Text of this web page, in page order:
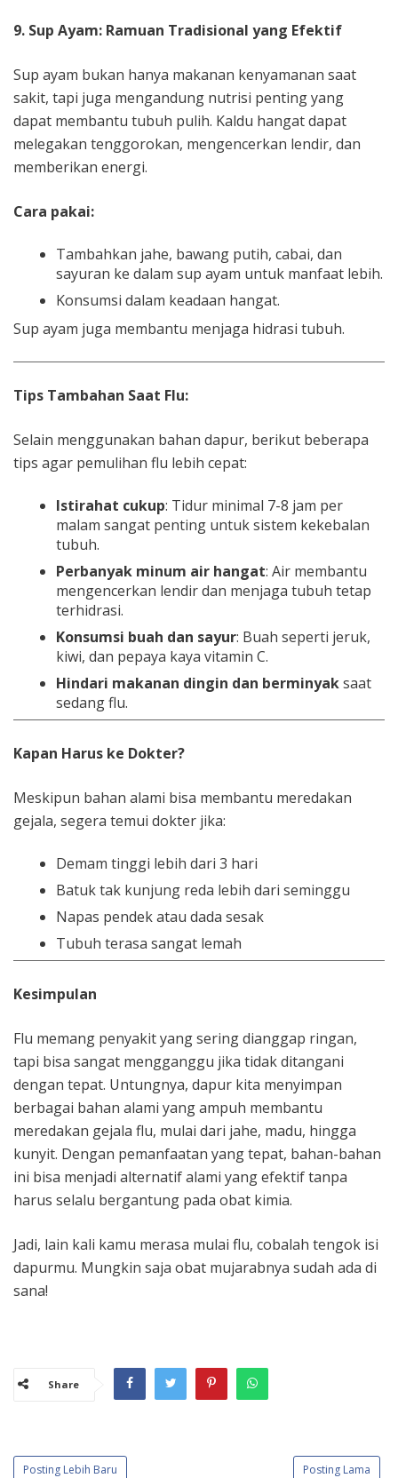
9. Sup Ayam: Ramuan Tradisional yang Efektif
Sup ayam bukan hanya makanan kenyamanan saat
sakit, tapi juga mengandung nutrisi penting yang
dapat membantu tubuh pulih. Kaldu hangat dapat
melegakan tenggorokan, mengencerkan lendir, dan
memberikan energi.
Cara pakai:
Tambahkan jahe, bawang putih, cabai, dan
sayuran ke dalam sup ayam untuk manfaat lebih.
Konsumsi dalam keadaan hangat.
Sup ayam juga membantu menjaga hidrasi tubuh.
Tips Tambahan Saat Flu:
Selain menggunakan bahan dapur, berikut beberapa
tips agar pemulihan flu lebih cepat:
Istirahat cukup: Tidur minimal 7-8 jam per
malam sangat penting untuk sistem kekebalan
tubuh.
Perbanyak minum air hangat: Air membantu
mengencerkan lendir dan menjaga tubuh tetap
terhidrasi.
Konsumsi buah dan sayur: Buah seperti jeruk,
kiwi, dan pepaya kaya vitamin C.
Hindari makanan dingin dan berminyaksaat
sedang flu.
Kapan Harus ke Dokter?
Meskipun bahan alami bisa membantu meredakan
gejala, segera temui dokter jika:
Demam tinggi lebih dari 3 hari
Batuk tak kunjung reda lebih dari seminggu
Napas pendek atau dada sesak
Tubuh terasa sangat lemah
Kesimpulan
Flu memang penyakit yang sering dianggap ringan,
tapi bisa sangat mengganggu jika tidak ditangani
dengan tepat. Untungnya, dapur kita menyimpan
berbagai bahan alami yang ampuh membantu
meredakan gejala flu, mulai dari jahe, madu, hingga
kunyit. Dengan pemanfaatan yang tepat, bahan-bahan
ini bisa menjadi alternatif alami yang efektif tanpa
harus selalu bergantung pada obat kimia.
Jadi, lain kali kamu merasa mulai flu, cobalah tengok isi
dapurmu. Mungkin saja obat mujarabnya sudah ada di
sana!
Share
Posting Lebih Baru Posting Lama